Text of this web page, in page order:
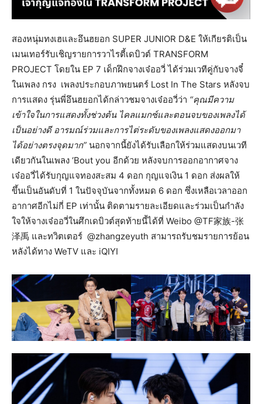
สองหนุ่มทงเฮและอึนฮยอก SUPER JUNIOR D&E ให้เกียรติเป็น
เมนเทอร์รับเชิญรายการวาไรตี้เดบิวต์ TRANSFORM
PROJECT โดยใน EP 7 เด็กฝึกจางเจ๋ออวี่ ได้ร่วมเวทีคู่กับจางจี๋
ในเพลง กรง เพลงประกอบภาพยนตร์ Lost In The Stars หลังจบ
การแสดง รุ่นพี่อึนฮยอกได้กล่าวชมจางเจ๋ออวี่ว่า “คุณมีความ
เข้าใจในการแสดงทั้งช่วงต้น ไคลแมกซ์และตอนจบของเพลงได้
เป็นอย่างดี อารมณ์ร่วมและการไต่ระดับของเพลงแสดงออกมา
ได้อย่างตรงจุดมาก” นอกจากนี้ยังได้รับเลือกให้ร่วมแสดงบนเวที
เดียวกันในเพลง ‘Bout you อีกด้วย หลังจบการออกอากาศจาง
เจ๋ออวี่ได้รับกุญแจทองสะสม 4 ดอก กุญแจเงิน 1 ดอก ส่งผลให้
ขึ้นเป็นอันดับที่ 1 ในปัจจุบันจากทั้งหมด 6 ดอก ซึ่งเหลือเวลาออก
อากาศอีกไม่กี่ EP เท่านั้น ติดตามรายละเอียดและร่วมเป็นกำลัง
ใจให้จางเจ๋ออวี่ในศึกเดบิวต์สุดท้ายนี้ได้ที่ Weibo @TF家族-张
泽禹 และทวิตเตอร์ @zhangzeyuth สามารถรับชมรายการย้อน
หลังได้ทาง WeTV และ iQIYI